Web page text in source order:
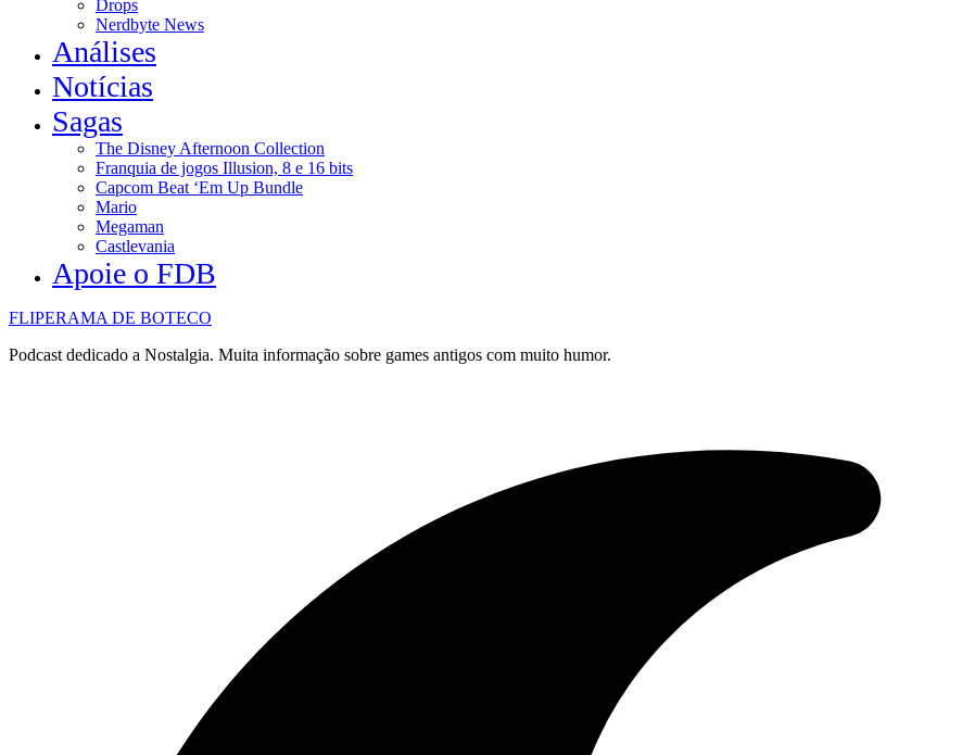
Drops
Nerdbyte News
Análises
Notícias
Sagas
The Disney Afternoon Collection
Franquia de jogos Illusion, 8 e 16 bits
Capcom Beat ‘Em Up Bundle
Mario
Megaman
Castlevania
Apoie o FDB
FLIPERAMA DE BOTECO
Podcast dedicado a Nostalgia. Muita informação sobre games antigos com muito humor.